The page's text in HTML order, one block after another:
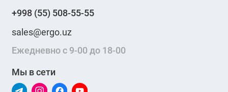
+998 (55) 508-55-55
sales@ergo.uz
Ежедневно с 9-00 до 18-00
Мы в сети